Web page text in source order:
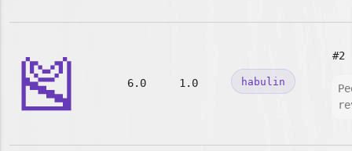
🎽 6.0 1.0 habulin
#2